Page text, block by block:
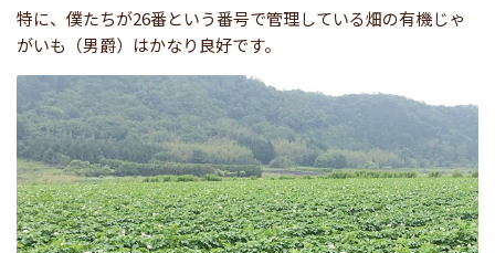
特に、僕たちが26番という番号で管理している畑の有機じゃ
がいも（男爵）はかなり良好です。